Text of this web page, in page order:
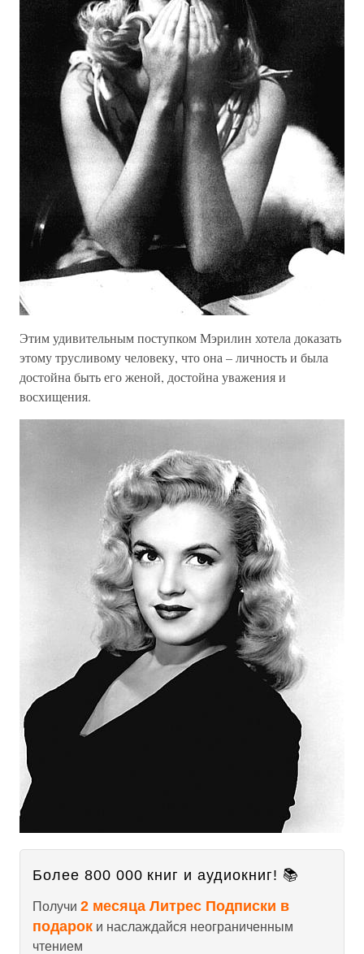
Этим удивительным поступком Мэрилин хотела доказать
этому трусливому человеку, что она – личность и была
достойна быть его женой, достойна уважения и
восхищения.
Более 800 000 книг и аудиокниг! 📚
Получи 2 месяца Литрес Подписки в
подарок и наслаждайся неограниченным
чтением